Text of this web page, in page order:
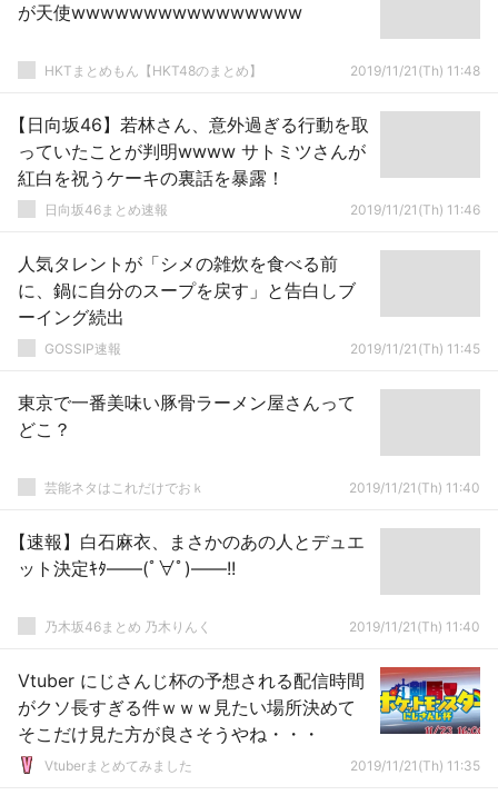
が天使wwwwwwwwwwwwwwww
HKTまとめもん【HKT48のまとめ】 2019/11/21(Th) 11:48
【日向坂46】若林さん、意外過ぎる行動を取
っていたことが判明wwww サトミツさんが
紅白を祝うケーキの裏話を暴露！
日向坂46まとめ速報 2019/11/21(Th) 11:46
人気タレントが「シメの雑炊を食べる前
に、鍋に自分のスープを戻す」と告白しブ
ーイング続出
GOSSIP速報 2019/11/21(Th) 11:45
東京で一番美味い豚骨ラーメン屋さんって
どこ？
芸能ネタはこれだけでおｋ 2019/11/21(Th) 11:40
【速報】白石麻衣、まさかのあの人とデュエ
ット決定ｷﾀ――(ﾟ∀ﾟ)――!!
乃木坂46まとめ 乃木りんく 2019/11/21(Th) 11:40
Vtuber にじさんじ杯の予想される配信時間
がクソ長すぎる件ｗｗｗ見たい場所決めて
そこだけ見た方が良さそうやね・・・
Vtuberまとめてみました 2019/11/21(Th) 11:35